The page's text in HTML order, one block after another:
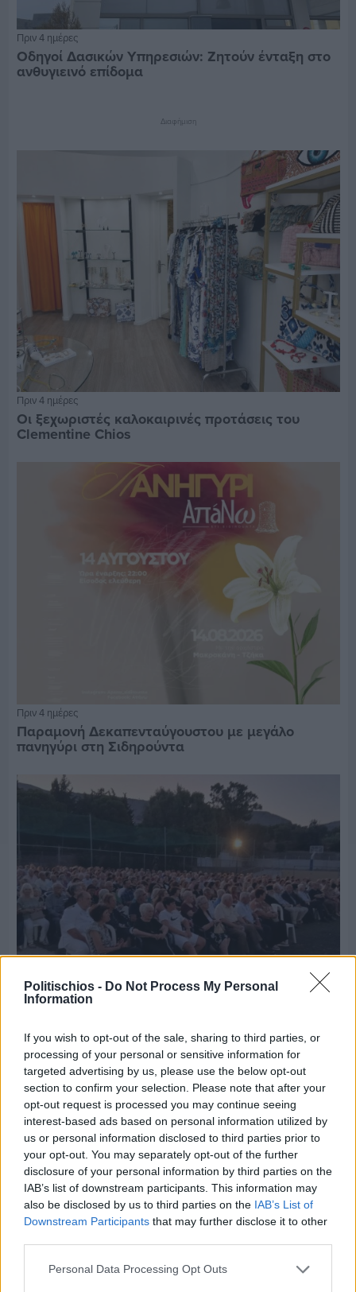
Politischios - Do Not Process My Personal
Information
If you wish to opt-out of the sale, sharing to third parties, or
processing of your personal or sensitive information for
targeted advertising by us, please use the below opt-out
section to confirm your selection. Please note that after your
opt-out request is processed you may continue seeing
interest-based ads based on personal information utilized by
us or personal information disclosed to third parties prior to
your opt-out. You may separately opt-out of the further
disclosure of your personal information by third parties on the
IAB’s list of downstream participants. This information may
also be disclosed by us to third parties on the IAB’s List of
Downstream Participants that may further disclose it to other
Personal Data Processing Opt Outs
Πριν 4 ημέρες
Οδηγοί Δασικών Υπηρεσιών: Ζητούν ένταξη στο
ανθυγιεινό επίδομα
Διαφήμιση
Πριν 4 ημέρες
Οι ξεχωριστές καλοκαιρινές προτάσεις του
Clementine Chios
Πριν 4 ημέρες
Παραμονή Δεκαπενταύγουστου με μεγάλο
πανηγύρι στη Σιδηρούντα
70 χρόνια ιστορίας και συγκίνησης για το
Ανδρεάδειο Γυμνάσιο Βροντάδου